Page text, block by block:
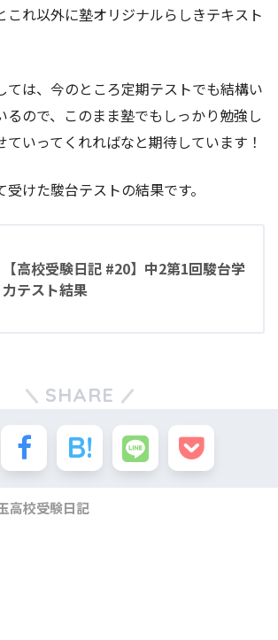
これ以外に塾オリジナルらしきテキスト
ては、今のところ定期テストでも結構い
るので、このまま塾でもしっかり勉強し
ていってくれればなと期待しています！
けた駿台テストの結果です。
【高校受験日記 #20】中2第1回駿台学
力テスト結果
SHARE
高校受験日記